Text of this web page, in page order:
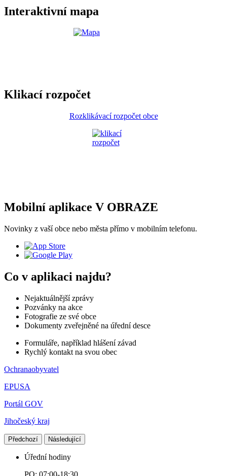
Interaktivní mapa
Klikací rozpočet
Rozklikávací rozpočet obce
Mobilní aplikace V OBRAZE
Novinky z vaší obce nebo města přímo v mobilním telefonu.
Co v aplikaci najdu?
Nejaktuálnější zprávy
Pozvánky na akce
Fotografie ze své obce
Dokumenty zveřejněné na úřední desce
Formuláře, například hlášení závad
Rychlý kontakt na svou obec
Ochranaobyvatel
EPUSA
Portál GOV
Jihočeský kraj
Předchozí Následující
Úřední hodiny
PO: 07:00-18:30